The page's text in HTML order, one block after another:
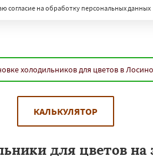
согласие на обработку персональных данных
холодильников для цветов в
КАЛЬКУЛЯТОР
для цветов на